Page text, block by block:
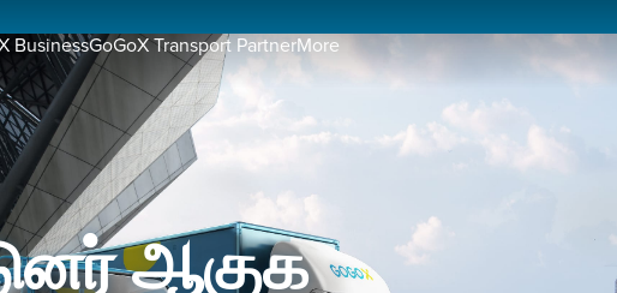
BusinessGoGoX Transport PartnerMore
ஆகுக